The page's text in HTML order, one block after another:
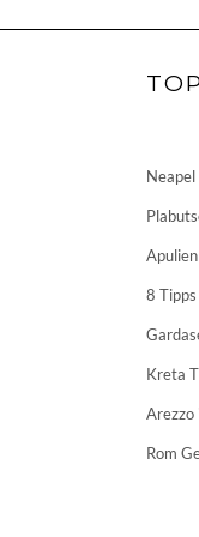
8
Kreta
Arezzo
Rom